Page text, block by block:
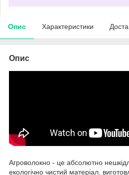
Опис Характеристики
Опис
Агроволокно - це абсолютно
екологічно чистий матеріал,